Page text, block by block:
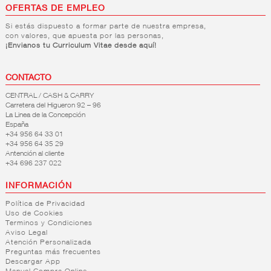
OFERTAS DE EMPLEO
Si estás dispuesto a formar parte de nuestra empresa,
con valores, que apuesta por las personas,
¡Envianos tu Curriculum Vitae desde aquí!
CONTACTO
CENTRAL / CASH & CARRY
Carretera del Higueron 92 – 96
La Linea de la Concepción
España
+34 956 64 33 01
+34 956 64 35 29
Antención al cliente
+34 696 237 022
INFORMACIÓN
Política de Privacidad
Uso de Cookies
Terminos y Condiciones
Aviso Legal
Atención Personalizada
Preguntas más frecuentes
Descargar App